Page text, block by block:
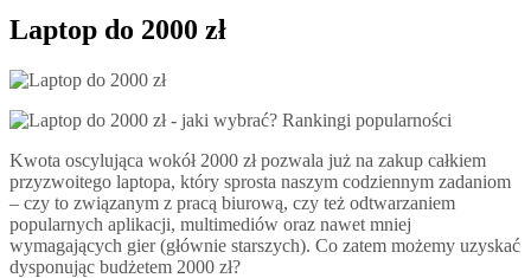
Laptop do 2000 zł
Kwota oscylująca wokół 2000 zł pozwala już na zakup całkiem
przyzwoitego laptopa, który sprosta naszym codziennym zadaniom
– czy to związanym z pracą biurową, czy też odtwarzaniem
popularnych aplikacji, multimediów oraz nawet mniej
wymagających gier (głównie starszych). Co zatem możemy uzyskać
dysponując budżetem 2000 zł?